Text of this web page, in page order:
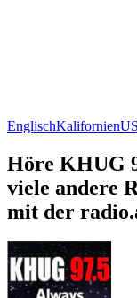
EnglischKalifornien
Höre KHUG
viele andere
mit der